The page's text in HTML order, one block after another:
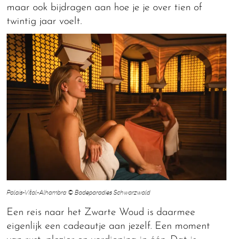
maar ook bijdragen aan hoe je je over tien of
twintig jaar voelt.
Palais-Vital-Alhambra © Badeparadies Schwarzwald
Een reis naar het Zwarte Woud is daarmee
eigenlijk een cadeautje aan jezelf. Een moment